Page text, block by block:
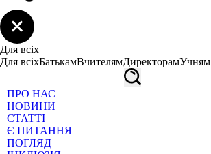
Для всіх
Для всіхБатькамВчителямДиректорамУчням
ПРО НАС
НОВИНИ
СТАТТІ
Є ПИТАННЯ
ПОГЛЯД